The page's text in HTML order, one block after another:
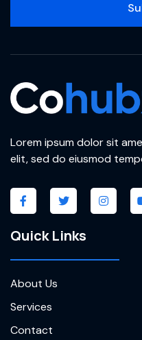
Lorem ipsum dolor sit
elit, sed do eiusmod
Quick Links
About Us
Services
Contact